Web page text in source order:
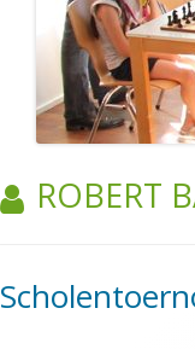
HANDIGE DOCUMENTEN
AUTEUR:
ROBERT